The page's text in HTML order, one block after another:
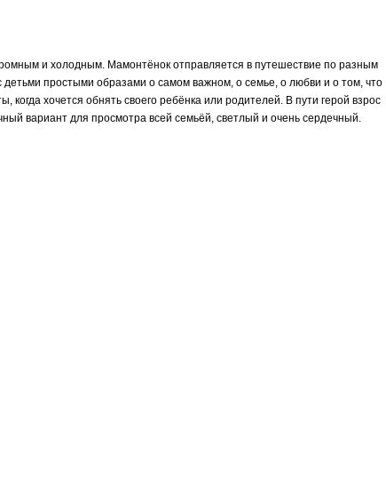
и холодным. Мамонтёнок отправляется в путешествие по разным
детьми простыми образами о самом важном, о семье, о любви и о том, что
хочется обнять своего ребёнка или родителей. В пути герой взрос
вариант для просмотра всей семьёй, светлый и очень сердечный.